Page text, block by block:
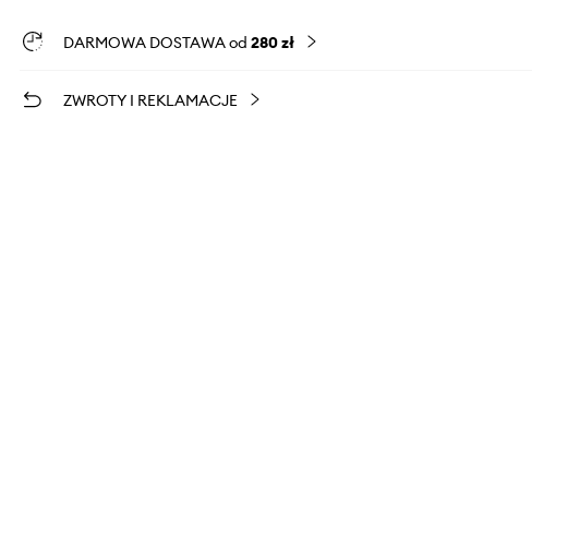
DARMOWA DOSTAWA od 280 zł
ZWROTY I REKLAMACJE